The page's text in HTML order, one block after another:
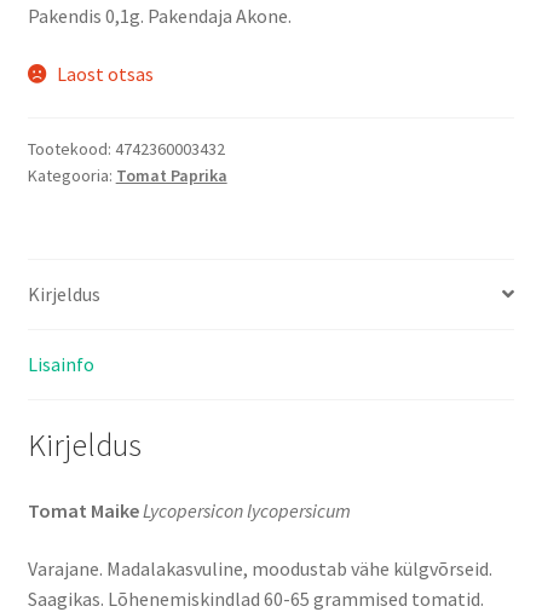
Pakendis 0,1g. Pakendaja Akone.
Laost otsas
Tootekood: 4742360003432
Kategooria: Tomat Paprika
Kirjeldus
Lisainfo
Kirjeldus
Tomat MaikeLycopersicon lycopersicum
Varajane. Madalakasvuline, moodustab vähe külgvõrseid.
Saagikas. Lõhenemiskindlad 60-65 grammised tomatid.